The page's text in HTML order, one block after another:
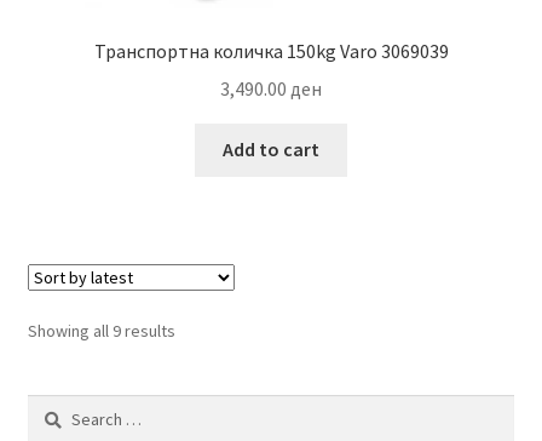
Транспортна количка 150kg Varo 3069039
3,490.00 ден
Add to cart
Showing all 9 resultsSorted
Search